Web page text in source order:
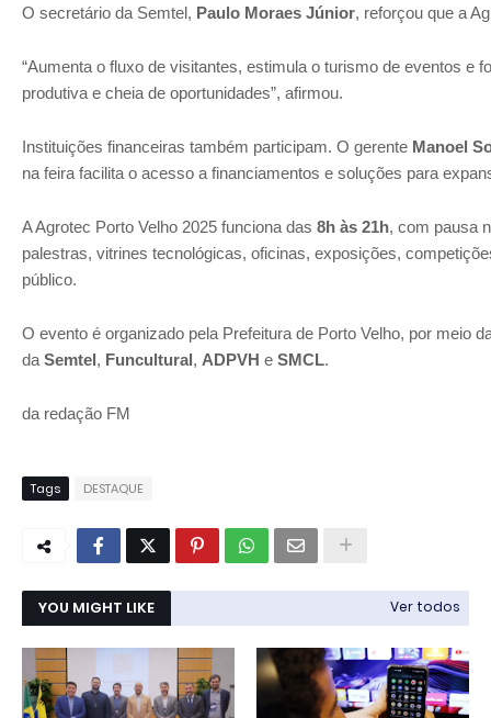
O secretário da Semtel, Paulo Moraes Júnior, reforçou que a
“Aumenta o fluxo de visitantes, estimula o turismo de eventos e
produtiva e cheia de oportunidades”, afirmou.
Instituições financeiras também participam. O gerente Manoel
na feira facilita o acesso a financiamentos e soluções para
A Agrotec Porto Velho 2025 funciona das 8h às 21h, com pausa
palestras, vitrines tecnológicas, oficinas, exposições,
público.
O evento é organizado pela Prefeitura de Porto Velho, por meio
da Semtel, Funcultural, ADPVH e SMCL.
da redação FM
Tags DESTAQUE
YOU MIGHT LIKE Ver todos